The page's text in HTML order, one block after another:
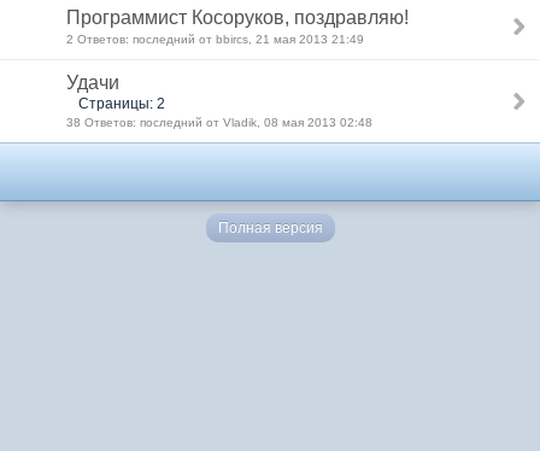
Программист Косоруков, поздравляю!
2 Ответов: последний от bbircs, 21 мая 2013 21:49
Удачи
Страницы: 2
38 Ответов: последний от Vladik, 08 мая 2013 02:48
Полная версия